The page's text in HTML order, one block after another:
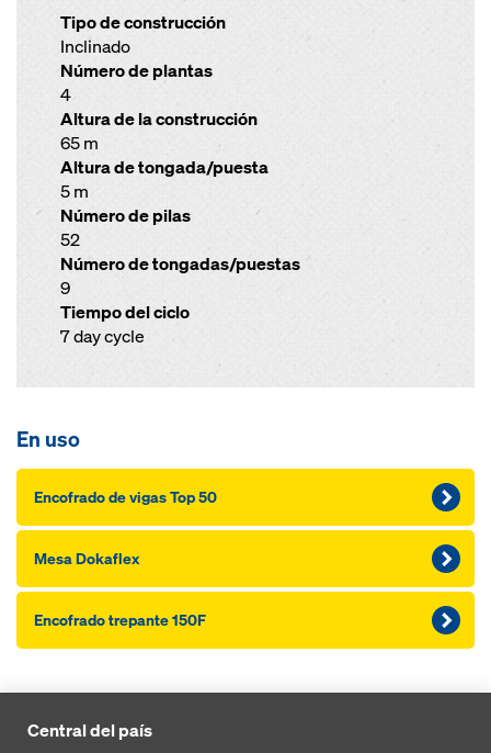
Tipo de construcción
Inclinado
Número de plantas
4
Altura de la construcción
65 m
Altura de tongada/puesta
5 m
Número de pilas
52
Número de tongadas/puestas
9
Tiempo del ciclo
7 day cycle
En uso
Encofrado de vigas Top 50
Mesa Dokaflex
Encofrado trepante 150F
Central del país